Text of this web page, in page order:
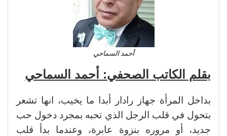
أحمد السماحي
بقلم الكاتب الصحفي: أحمد السماحي
بداخل المرأة جهاز رادار أبدا ما يخيب، انها تشعر
بتحول في قلب الرجل الذي تحبه بمجرد دخول حب
جديد، أو مروره بنزوة عابرة، وعندما بدأ قلب